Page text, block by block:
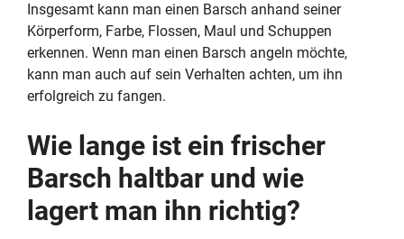
Insgesamt kann man einen Barsch anhand seiner
Körperform, Farbe, Flossen, Maul und Schuppen
erkennen. Wenn man einen Barsch angeln möchte,
kann man auch auf sein Verhalten achten, um ihn
erfolgreich zu fangen.
Wie lange ist ein frischer
Barsch haltbar und wie
lagert man ihn richtig?